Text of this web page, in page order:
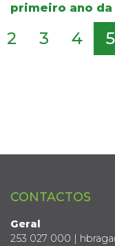
primeiro ano da
2 3 4 5
CONTACTOS
Geral
253 027 000 |